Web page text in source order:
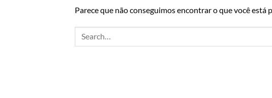
Parece que não conseguimos encontrar o que você está